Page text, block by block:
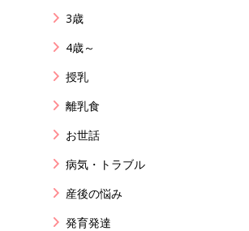
3歳
4歳～
授乳
離乳食
お世話
病気・トラブル
産後の悩み
発育発達